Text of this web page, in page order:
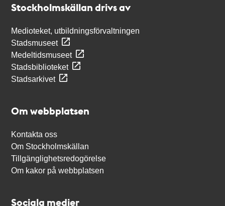
Stockholmskällan drivs av
Medioteket, utbildningsförvaltningen
Stadsmuseet
Medeltidsmuseet
Stadsbiblioteket
Stadsarkivet
Om webbplatsen
Kontakta oss
Om Stockholmskällan
Tillgänglighetsredogörelse
Om kakor på webbplatsen
Sociala medier